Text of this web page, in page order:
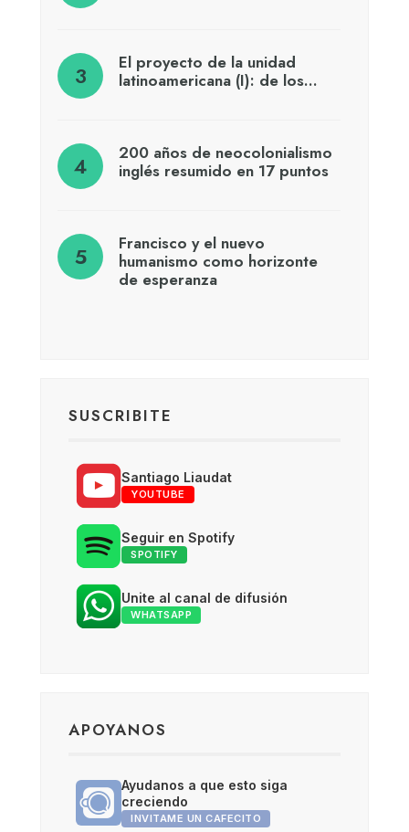
El proyecto de la unidad
latinoamericana (I): de los…
200 años de neocolonialismo
inglés resumido en 17 puntos
Francisco y el nuevo
humanismo como horizonte
de esperanza
SUSCRIBITE
Santiago Liaudat
YOUTUBE
Seguir en Spotify
SPOTIFY
Unite al canal de difusión
WHATSAPP
APOYANOS
Ayudanos a que esto siga
creciendo
INVITAME UN CAFECITO